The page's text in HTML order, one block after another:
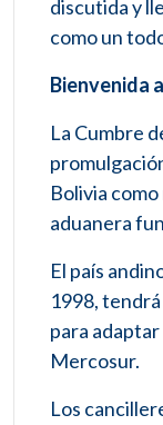
discutida y
como un
Bienvenida
La Cumbre
Bolivia
aduanera
El país
1998,
para
Mercosur.
Los